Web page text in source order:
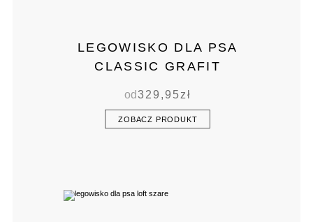
LEGOWISKO DLA PSA
CLASSIC GRAFIT
od329,95zł
ZOBACZ PRODUKT